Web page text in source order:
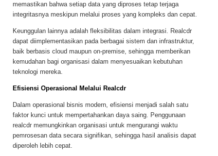
memastikan bahwa setiap data yang diproses tetap terjaga
integritasnya meskipun melalui proses yang kompleks dan cepat.
Keunggulan lainnya adalah fleksibilitas dalam integrasi. Realcdr
dapat diimplementasikan pada berbagai sistem dan infrastruktur,
baik berbasis cloud maupun on-premise, sehingga memberikan
kemudahan bagi organisasi dalam menyesuaikan kebutuhan
teknologi mereka.
Efisiensi Operasional Melalui Realcdr
Dalam operasional bisnis modern, efisiensi menjadi salah satu
faktor kunci untuk mempertahankan daya saing. Penggunaan
realcdr memungkinkan organisasi untuk mengurangi waktu
pemrosesan data secara signifikan, sehingga hasil analisis dapat
diperoleh lebih cepat.